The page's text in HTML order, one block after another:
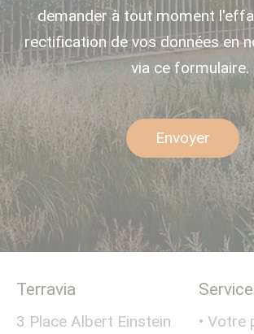
demander à tout moment
rectification de vos données en
via ce formulaire.
Envoyer
Terravia
3 Place Albert Einstein
• Votre